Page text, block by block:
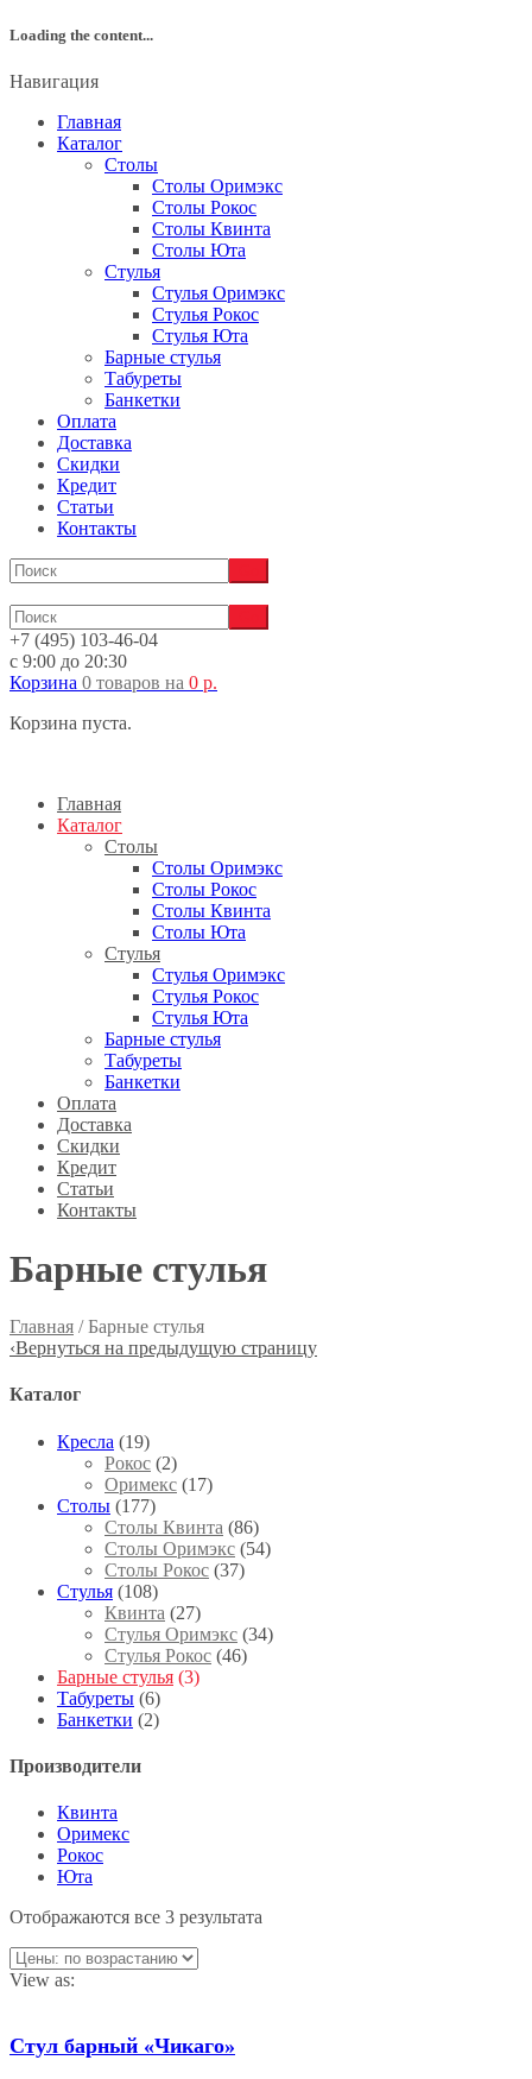
Loading the content...
Навигация
Главная
Каталог
Столы
Столы Оримэкс
Столы Рокос
Столы Квинта
Столы Юта
Стулья
Стулья Оримэкс
Стулья Рокос
Стулья Юта
Барные стулья
Табуреты
Банкетки
Оплата
Доставка
Скидки
Кредит
Статьи
Контакты
+7 (495) 103-46-04
с 9:00 до 20:30
Корзина 0 товаров на 0 р.
Корзина пуста.
Главная
Каталог
Столы
Столы Оримэкс
Столы Рокос
Столы Квинта
Столы Юта
Стулья
Стулья Оримэкс
Стулья Рокос
Стулья Юта
Барные стулья
Табуреты
Банкетки
Оплата
Доставка
Скидки
Кредит
Статьи
Контакты
Барные стулья
Главная / Барные стулья
‹Вернуться на предыдущую страницу
Каталог
Кресла (19)
Рокос (2)
Оримекс (17)
Столы (177)
Столы Квинта (86)
Столы Оримэкс (54)
Столы Рокос (37)
Стулья (108)
Квинта (27)
Стулья Оримэкс (34)
Стулья Рокос (46)
Барные стулья (3)
Табуреты (6)
Банкетки (2)
Производители
Квинта
Оримекс
Рокос
Юта
Отображаются все 3 результата
View as:
Стул барный «Чикаго»